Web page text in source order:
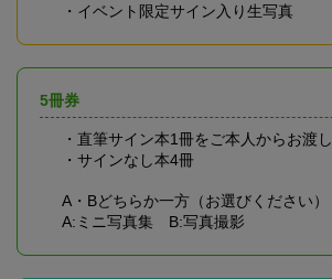
・イベント限定サイン入り生写真
5冊券
・直筆サイン本1冊をご本人からお渡し
・サインなし本4冊
A・Bどちらか一方（お選びください）
A:ミニ写真集 B:写真撮影